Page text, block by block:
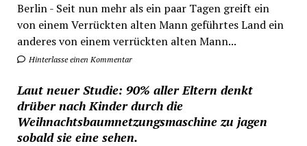
Berlin - Seit nun mehr als ein paar Tagen greift ein
von einem Verrückten alten Mann geführtes Land ein
anderes von einem verrückten alten Mann...
Hinterlasse einen Kommentar
Laut neuer Studie: 90% aller Eltern denkt
drüber nach Kinder durch die
Weihnachtsbaumnetzungsmaschine zu jagen
sobald sie eine sehen.